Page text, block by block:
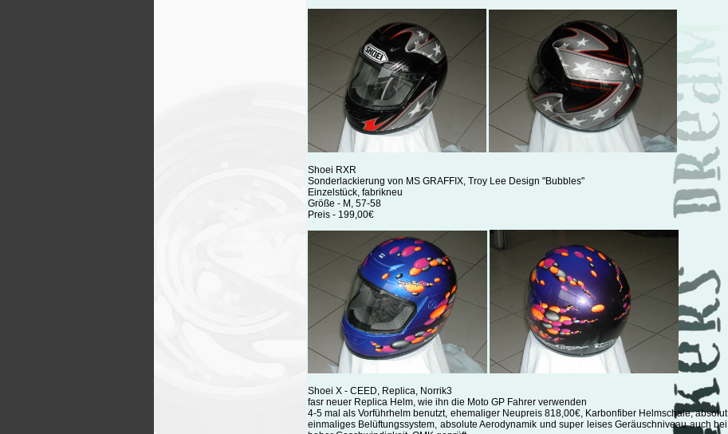
Shoei RXR
Sonderlackierung von MS GRAFFIX, Troy Lee Design "Bubbles"
Einzelstück, fabrikneu
Größe - M, 57-58
Preis - 199,00€
Shoei X - CEED, Replica, Norrik3
fasr neuer Replica Helm, wie ihn die Moto GP Fahrer verwenden
4-5 mal als Vorführhelm benutzt, ehemaliger Neupreis 818,00€, Karbonfiber Helmschale, absolut
einmaliges Belüftungssystem, absolute Aerodynamik und super leises Geräuschniveau auch bei